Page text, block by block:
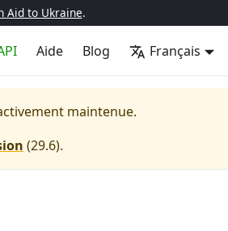
Aid to Ukraine.
Aide Blog Français
maintenue.
(29.6).